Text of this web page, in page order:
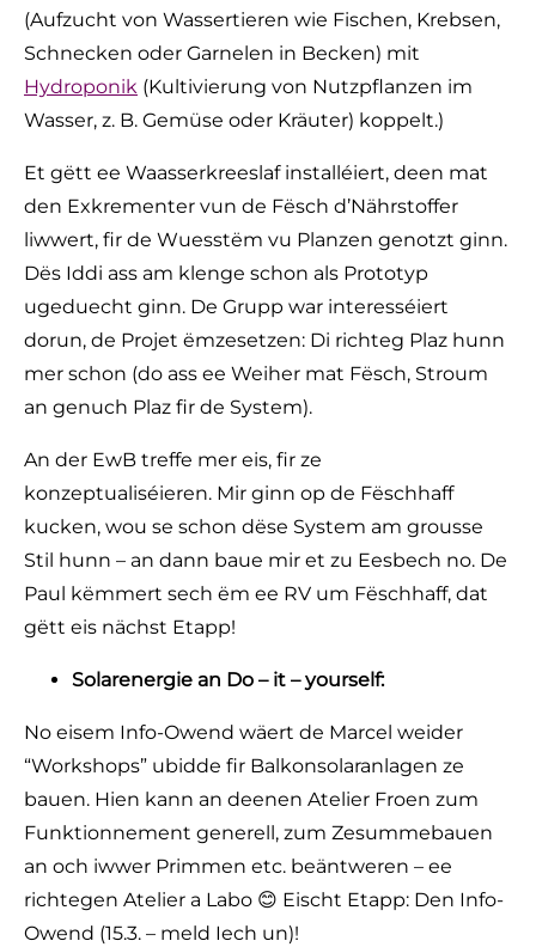
(Aufzucht von Wassertieren wie Fischen, Krebsen,
Schnecken oder Garnelen in Becken) mit
Hydroponik ­ (Kultivierung von Nutzpflanzen im
Wasser, z. B. Gemüse oder Kräuter) koppelt.)
Et gëtt ee Waasserkreeslaf installéiert, deen mat
den Exkrementer vun de Fësch d’Nährstoffer
liwwert, fir de Wuesstëm vu Planzen genotzt ginn.
Dës Iddi ass am klenge schon als Prototyp
ugeduecht ginn. De Grupp war interesséiert
dorun, de Projet ëmzesetzen: Di richteg Plaz hunn
mer schon (do ass ee Weiher mat Fësch, Stroum
an genuch Plaz fir de System).
An der EwB treffe mer eis, fir ze
konzeptualiséieren. Mir ginn op de Fëschhaff
kucken, wou se schon dëse System am grousse
Stil hunn – an dann baue mir et zu Eesbech no. De
Paul këmmert sech ëm ee RV um Fëschhaff, dat
gëtt eis nächst Etapp!
Solarenergie an Do – it – yourself:
No eisem Info-Owend wäert de Marcel weider
“Workshops” ubidde fir Balkonsolaranlagen ze
bauen. Hien kann an deenen Atelier Froen zum
Funktionnement generell, zum Zesummebauen
an och iwwer Primmen etc. beäntweren – ee
richtegen Atelier a Labo 😊 Eischt Etapp: Den Info-
Owend (15.3. – meld Iech un)!